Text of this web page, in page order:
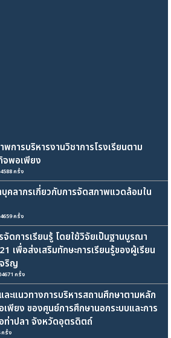
ารบริหารงานวิชาการโรงเรียนตาม
จพอเพียง
ครั้ง
คลากรเกี่ยวกับการจัดสภาพแวดล้อมใน
ครั้ง
ดการเรียนรู้ โดยใช้วิจัยเป็นฐานบูรณา
เพื่อส่งเสริมทักษะการเรียนรู้ของผู้เรียน
จริญ
ครั้ง
ละแนวทางการบริหารสถานศึกษาตามหลัก
พียง ของศูนย์การศึกษานอกระบบและการ
ท่าปลา จังหวัดอุตรดิตถ์
ครั้ง